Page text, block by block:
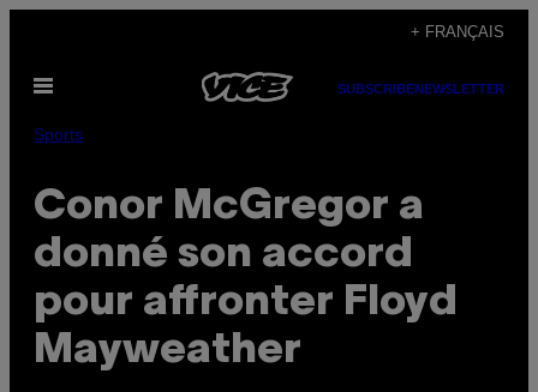
content
+ FRANÇAIS
Open
SUBSCRIBENEWSLETTER
Sports
Conor McGregor a
donné son accord
pour affronter Floyd
Mayweather